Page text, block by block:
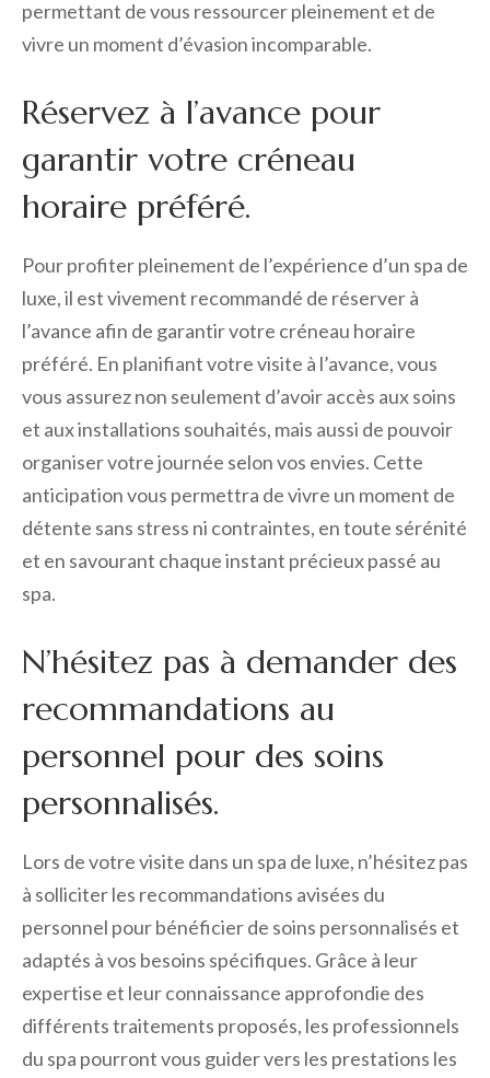
permettant de vous ressourcer pleinement et de
vivre un moment d’évasion incomparable.
Réservez à l’avance pour
garantir votre créneau
horaire préféré.
Pour profiter pleinement de l’expérience d’un spa de
luxe, il est vivement recommandé de réserver à
l’avance afin de garantir votre créneau horaire
préféré. En planifiant votre visite à l’avance, vous
vous assurez non seulement d’avoir accès aux soins
et aux installations souhaités, mais aussi de pouvoir
organiser votre journée selon vos envies. Cette
anticipation vous permettra de vivre un moment de
détente sans stress ni contraintes, en toute sérénité
et en savourant chaque instant précieux passé au
spa.
N’hésitez pas à demander des
recommandations au
personnel pour des soins
personnalisés.
Lors de votre visite dans un spa de luxe, n’hésitez pas
à solliciter les recommandations avisées du
personnel pour bénéficier de soins personnalisés et
adaptés à vos besoins spécifiques. Grâce à leur
expertise et leur connaissance approfondie des
différents traitements proposés, les professionnels
du spa pourront vous guider vers les prestations les